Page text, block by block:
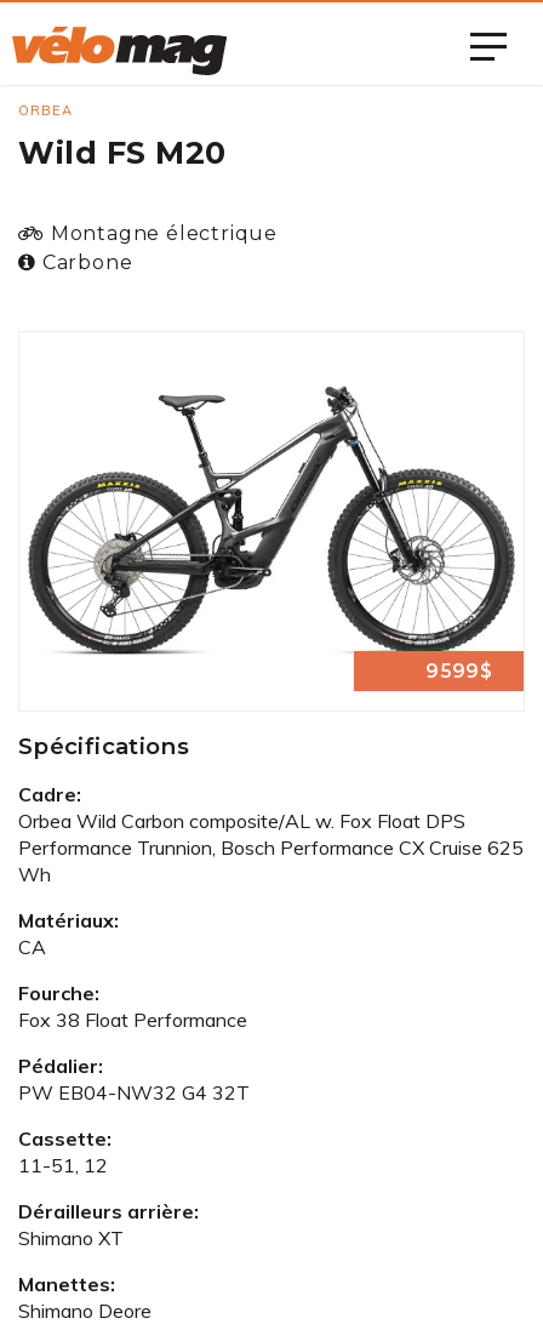
ORBEA
Wild FS M20
Montagne électrique
Carbone
9599$
Spécifications
Cadre:
Orbea Wild Carbon composite/AL w. Fox Float DPS
Performance Trunnion, Bosch Performance CX Cruise 625
Wh
Matériaux:
CA
Fourche:
Fox 38 Float Performance
Pédalier:
PW EB04-NW32 G4 32T
Cassette:
11-51, 12
Dérailleurs arrière:
Shimano XT
Manettes:
Shimano Deore